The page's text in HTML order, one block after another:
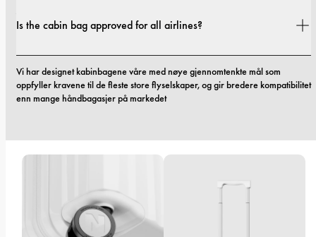
nye, hjelper supportteamet vårt deg.
Is the cabin bag approved for all airlines?
Vi har designet kabinbagene våre med nøye gjennomtenkte mål som
oppfyller kravene til de fleste store flyselskaper, og gir bredere kompatibilitet
enn mange håndbagasjer på markedet